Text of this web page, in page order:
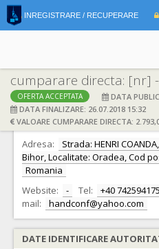
INREGISTRARE / RECUPERARE
cumparare directa: [nr] -
OFERTA ACCEPTATA
DATA
DATA FINALIZARE: 26.07.2018 15:32
VALOARE CUMPARARE DIRECTA:
DATE IDENTIFICARE OFERTANT
Ofertant: S.C. HANDCONF S.R.L.
Adresa:
Strada: HENRI
Bihor, Localitate: Oradea, Cod
Romania
Website:
- Tel: +40 742594175
mail:
handconf@yahoo.com
DATE IDENTIFICARE